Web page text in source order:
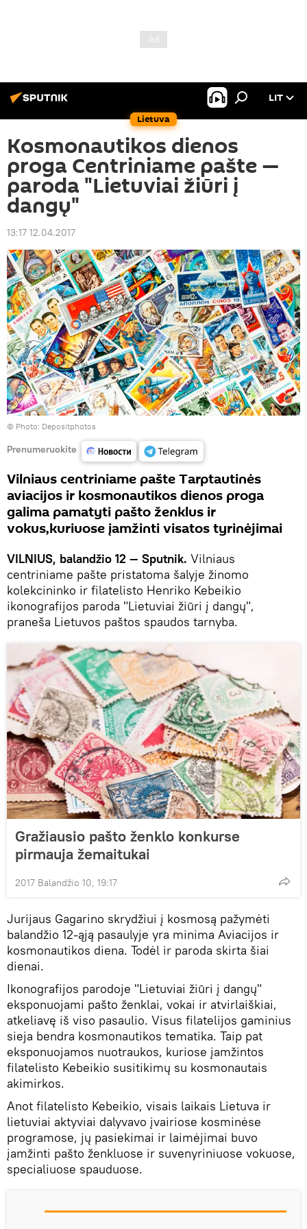
Lietuva
LIT
Kosmonautikos dienos
proga Centriniame pašte —
paroda "Lietuviai žiūri į
dangų"
13:17 12.04.2017
© Photo: Depositphotos
Prenumeruokite
Vilniaus centriniame pašte Tarptautinės
aviacijos ir kosmonautikos dienos proga
galima pamatyti pašto ženklus ir
vokus,kuriuose įamžinti visatos tyrinėjimai
VILNIUS, balandžio 12 — Sputnik. Vilniaus
centriniame pašte pristatoma šalyje žinomo
kolekcininko ir filatelisto Henriko Kebeikio
ikonografijos paroda "Lietuviai žiūri į dangų",
praneša Lietuvos paštos spaudos tarnyba.
Gražiausio pašto ženklo konkurse
pirmauja žemaitukai
2017 Balandžio 10, 19:17
Jurijaus Gagarino skrydžiui į kosmosą pažymėti
balandžio 12-ąją pasaulyje yra minima Aviacijos ir
kosmonautikos diena. Todėl ir paroda skirta šiai
dienai.
Ikonografijos parodoje "Lietuviai žiūri į dangų"
eksponuojami pašto ženklai, vokai ir atvirlaiškiai,
atkeliavę iš viso pasaulio. Visus filatelijos gaminius
sieja bendra kosmonautikos tematika. Taip pat
eksponuojamos nuotraukos, kuriose įamžintos
filatelisto Kebeikio susitikimų su kosmonautais
akimirkos.
Anot filatelisto Kebeikio, visais laikais Lietuva ir
lietuviai aktyviai dalyvavo įvairiose kosminėse
programose, jų pasiekimai ir laimėjimai buvo
įamžinti pašto ženkluose ir suvenyriniuose vokuose,
specialiuose spauduose.